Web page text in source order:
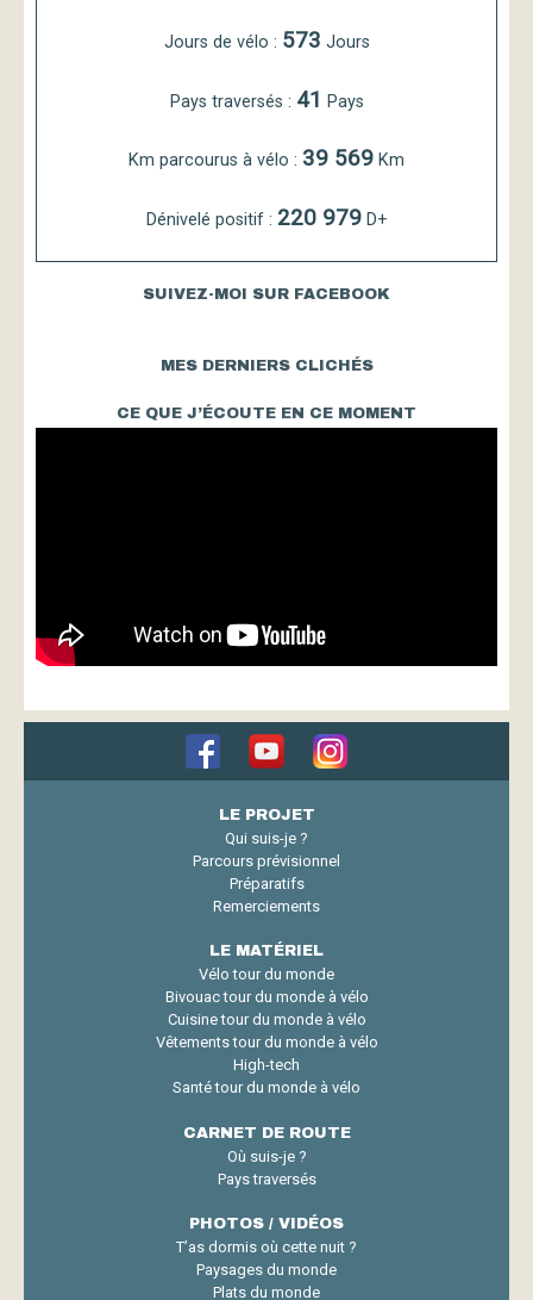
Jours de vélo : 573 Jours
Pays traversés : 41 Pays
Km parcourus à vélo : 39 569 Km
Dénivelé positif : 220 979D+
SUIVEZ-MOI SUR FACEBOOK
MES DERNIERS CLICHÉS
CE QUE J’ÉCOUTE EN CE MOMENT
LE PROJET
Qui suis-je ?
Parcours prévisionnel
Préparatifs
Remerciements
LE MATÉRIEL
Vélo tour du monde
Bivouac tour du monde à vélo
Cuisine tour du monde à vélo
Vêtements tour du monde à vélo
High-tech
Santé tour du monde à vélo
CARNET DE ROUTE
Où suis-je ?
Pays traversés
PHOTOS / VIDÉOS
T’as dormis où cette nuit ?
Paysages du monde
Plats du monde